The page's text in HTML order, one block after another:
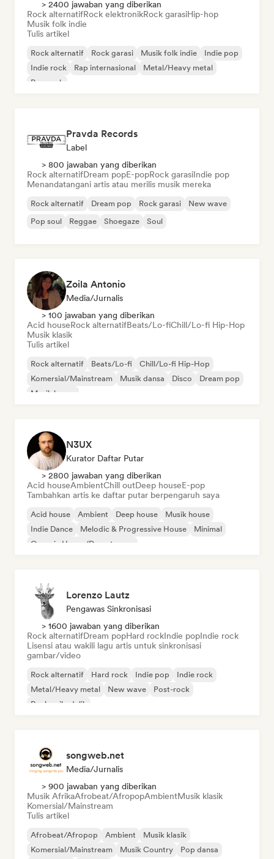
> 2400 jawaban yang diberikan
Rock alternatifRock elektronikRock garasiHip-hop
Musik folk indie
Tulis artikel
Rock alternatif Rock garasi Musik folk indie
Indie pop
Indie rock
Rap internasional
Metal/Heavy metal
Pop rock
Pravda Records
Label
> 800 jawaban yang diberikan
Rock alternatifDream popE-popRock garasiIndie pop
Menandatangani artis atau merilis musik mereka
Rock alternatif Dream pop Rock garasi
New wave
Pop soul
Reggae Shoegaze Soul
Zoila Antonio
Media/Jurnalis
> 100 jawaban yang diberikan
Acid houseRock alternatifBeats/Lo-fiChill/Lo-fi Hip-Hop
Musik klasik
Tulis artikel
Rock alternatif Beats/Lo-fi
Chill/Lo-fi Hip-Hop
Komersial/Mainstream
Musik dansa Disco
Dream pop
Musik house
N3UX
Kurator Daftar Putar
> 2800 jawaban yang diberikan
Acid houseAmbientChill outDeep houseE-pop
Tambahkan artis ke daftar putar berpengaruh saya
Acid house Ambient Deep house
Musik house
Indie Dance
Melodic & Progressive House
Minimal
Organic House/Downtempo
Lorenzo Lautz
Pengawas Sinkronisasi
> 1600 jawaban yang diberikan
Rock alternatifDream popHard rockIndie popIndie rock
Lisensi atau wakili lagu artis untuk sinkronisasi
gambar/video
Rock alternatif Hard rock Indie pop
Indie rock
Metal/Heavy metal
New wave
Post-rock
Rock psikedelik
songweb.net
Media/Jurnalis
> 900 jawaban yang diberikan
Musik AfrikaAfrobeat/AfropopAmbientMusik klasik
Komersial/Mainstream
Tulis artikel
Afrobeat/Afropop Ambient
Musik klasik
Komersial/Mainstream
Musik Country Pop dansa